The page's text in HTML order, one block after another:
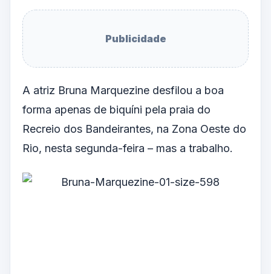
Publicidade
A atriz Bruna Marquezine desfilou a boa
forma apenas de biquíni pela praia do
Recreio dos Bandeirantes, na Zona Oeste do
Rio, nesta segunda-feira – mas a trabalho.